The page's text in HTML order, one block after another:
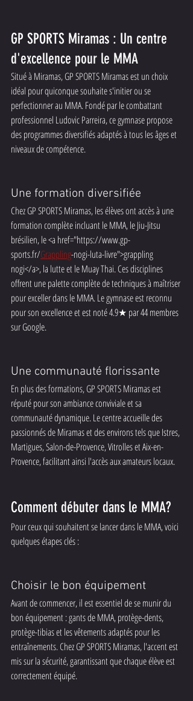
GP SPORTS Miramas : Un centre
d'excellence pour le MMA
Situé à Miramas, GP SPORTS Miramas est un choix
idéal pour quiconque souhaite s'initier ou se
perfectionner au MMA. Fondé par le combattant
professionnel Ludovic Parreira, ce gymnase propose
des programmes diversifiés adaptés à tous les âges et
niveaux de compétence.
Une formation diversifiée
Chez GP SPORTS Miramas, les élèves ont accès à une
formation complète incluant le MMA, le Jiu-Jitsu
brésilien, le <a href="https://www.gp-
sports.fr/Grappling-nogi-luta-livre">grappling
nogi</a>, la lutte et le Muay Thai. Ces disciplines
offrent une palette complète de techniques à maîtriser
pour exceller dans le MMA. Le gymnase est reconnu
pour son excellence et est noté 4.9★ par 44 membres
sur Google.
Une communauté florissante
En plus des formations, GP SPORTS Miramas est
réputé pour son ambiance conviviale et sa
communauté dynamique. Le centre accueille des
passionnés de Miramas et des environs tels que Istres,
Martigues, Salon-de-Provence, Vitrolles et Aix-en-
Provence, facilitant ainsi l'accès aux amateurs locaux.
Comment débuter dans le MMA?
Pour ceux qui souhaitent se lancer dans le MMA, voici
quelques étapes clés :
Choisir le bon équipement
Avant de commencer, il est essentiel de se munir du
bon équipement : gants de MMA, protège-dents,
protège-tibias et les vêtements adaptés pour les
entraînements. Chez GP SPORTS Miramas, l'accent est
mis sur la sécurité, garantissant que chaque élève est
correctement équipé.